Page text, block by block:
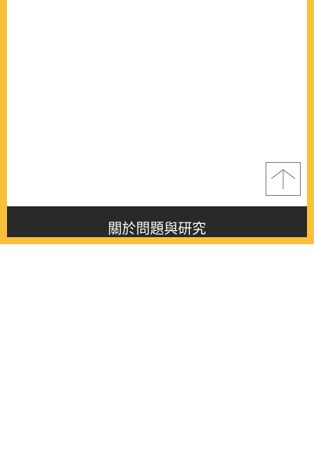
關於問題與研究
About this journal